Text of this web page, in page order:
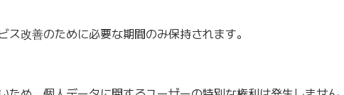
改善のために必要な期間のみ保持されます。